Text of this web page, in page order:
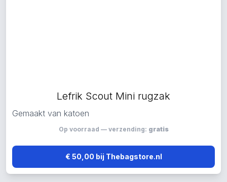
Lefrik Scout Mini rugzak
Gemaakt van katoen
Op voorraad — verzending: gratis
€ 50,00 bij Thebagstore.nl